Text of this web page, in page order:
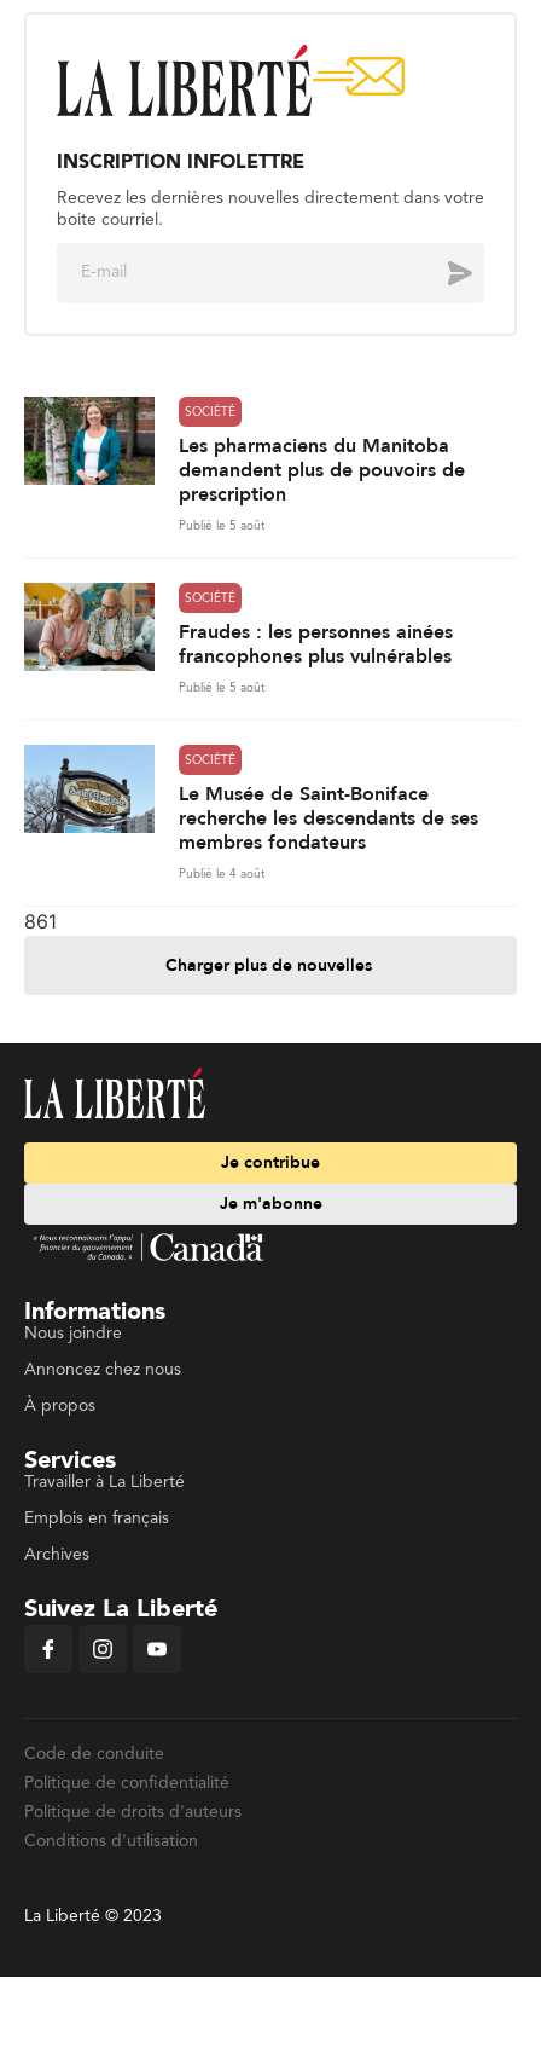
INSCRIPTION INFOLETTRE
Recevez les dernières nouvelles directement dans votre
boite courriel.
Envoyer
SOCIÉTÉ
Les pharmaciens du Manitoba
demandent plus de pouvoirs de
prescription
Publié le 5 août
SOCIÉTÉ
Fraudes : les personnes ainées
francophones plus vulnérables
Publié le 5 août
SOCIÉTÉ
Le Musée de Saint-Boniface
recherche les descendants de ses
membres fondateurs
Publié le 4 août
861
Charger plus de nouvelles
Je contribue
Je m'abonne
Informations
Nous joindre
Annoncez chez nous
À propos
Services
Travailler à La Liberté
Emplois en français
Archives
Suivez La Liberté
Code de conduite
Politique de confidentialité
Politique de droits d'auteurs
Conditions d'utilisation
La Liberté © 2023